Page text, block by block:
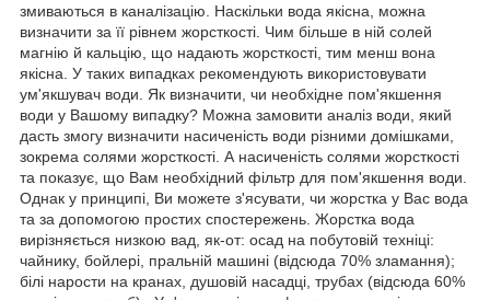
змиваються в каналізацію. Наскільки вода якісна, можна
визначити за її рівнем жорсткості. Чим більше в ній солей
магнію й кальцію, що надають жорсткості, тим менш вона
якісна. У таких випадках рекомендують використовувати
ум'якшувач води. Як визначити, чи необхідне пом'якшення
води у Вашому випадку? Можна замовити аналіз води, який
дасть змогу визначити насиченість води різними домішками,
зокрема солями жорсткості. А насиченість солями жорсткості
та показує, що Вам необхідний фільтр для пом'якшення води.
Однак у принципі, Ви можете з'ясувати, чи жорстка у Вас вода
та за допомогою простих спостережень. Жорстка вода
вирізняється низкою вад, як-от: осад на побутовій техніці:
чайнику, бойлері, пральній машині (відсюда 70% зламання);
білі нарости на кранах, душовій насадці, трубах (відсюда 60%